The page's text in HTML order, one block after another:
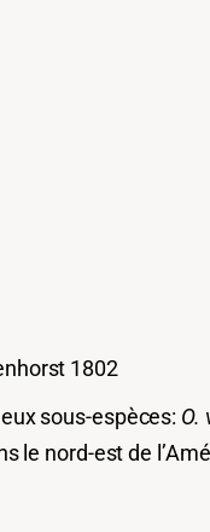
1802
sous-espèces: O.
le nord-est de